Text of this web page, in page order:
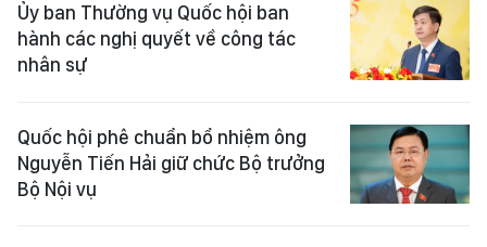
Ủy ban Thường vụ Quốc hội ban
hành các nghị quyết về công tác
nhân sự
Quốc hội phê chuẩn bổ nhiệm ông
Nguyễn Tiến Hải giữ chức Bộ trưởng
Bộ Nội vụ